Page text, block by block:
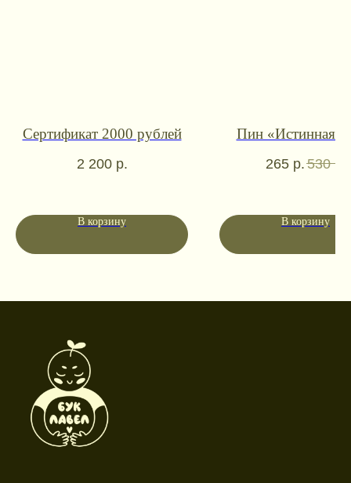
Сертификат 2000 рублей
2 200 р.
В корзину
Пин «Истинная
265 р.530 р.
В корзину
Каталог
Новинки
Закладки
Открытки
Стикеры
Отрывные блоки
Брелоки и значки
booklandtravel@yandex.ru